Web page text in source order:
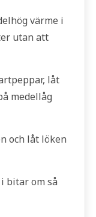
värme i
utan att
låt
medellåg
och låt löken
bitar om så